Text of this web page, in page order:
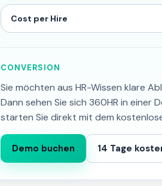
Cost per Hire
CONVERSION
Sie möchten aus HR-Wissen klare
Dann sehen Sie sich 360HR in einer
starten Sie direkt mit dem
Demo buchen 14 Tage